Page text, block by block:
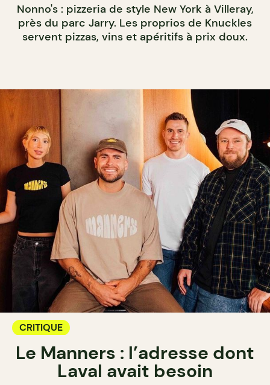
Nonno's : pizzeria de style New York à Villeray,
près du parc Jarry. Les proprios de Knuckles
servent pizzas, vins et apéritifs à prix doux.
CRITIQUE
Le Manners : l’adresse dont
Laval avait besoin